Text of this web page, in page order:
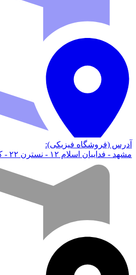
آدرس (فروشگاه فیزیکی):
مشهد - فداییان اسلام ۱۲ - نسترن ۲۲ - کامپیوترفدک